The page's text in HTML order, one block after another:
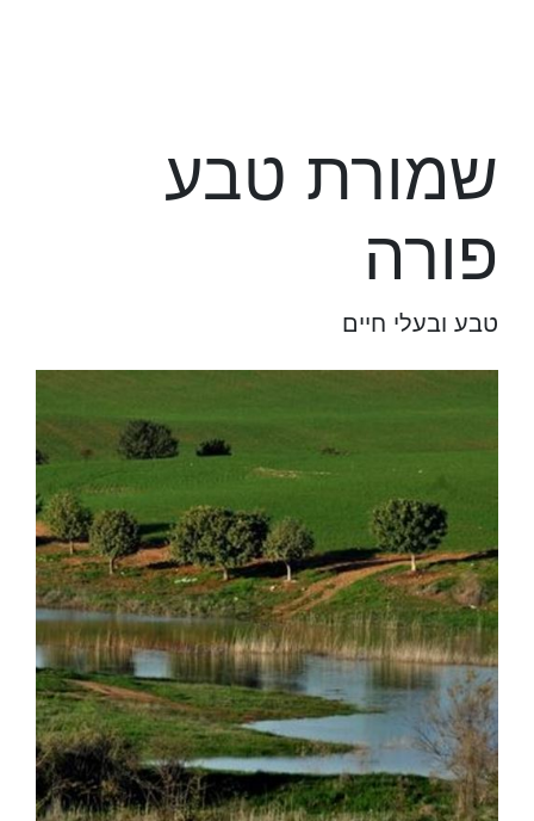
שמורת טבע
פורה
טבע ובעלי חיים